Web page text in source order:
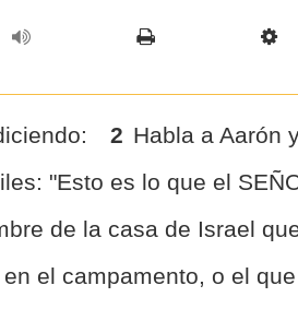
2 Habla a Aarón
"Esto es lo que el
de la casa de Israel
el campamento, o el